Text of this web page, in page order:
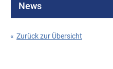
News
« Zurück zur Übersicht